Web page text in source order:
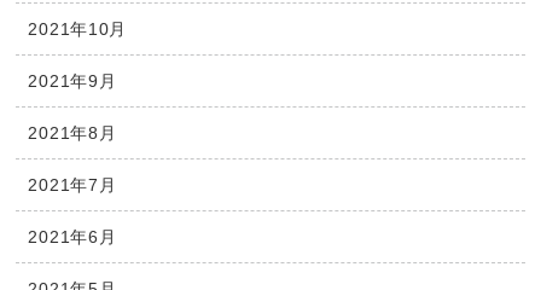
2021年10月
2021年9月
2021年8月
2021年7月
2021年6月